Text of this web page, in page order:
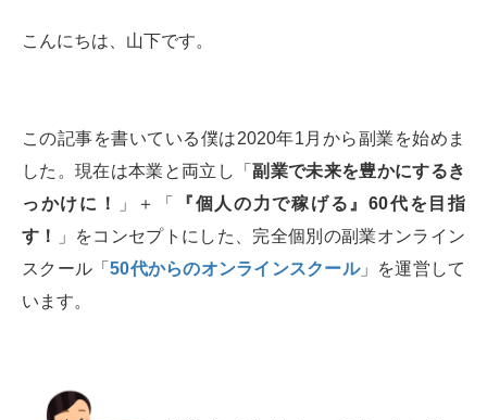
こんにちは、山下です。
この記事を書いている僕は2020年1月から副業を始めま
した。現在は本業と両立し「副業で未来を豊かにするき
っかけに！
」＋「
『個人の力で稼げる』60代を目指
す！
」をコンセプトにした、完全個別の副業オンライン
スクール「50代からのオンラインスクール」を運営して
います。